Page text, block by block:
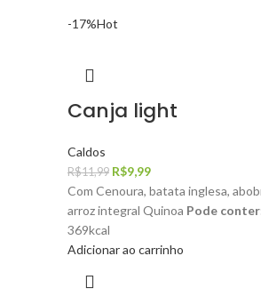
-17%Hot
Canja light
Caldos
R$11,99 R$9,99
Com Cenoura, batata inglesa,
arroz integral Quinoa Pode
369kcal
Adicionar ao carrinho